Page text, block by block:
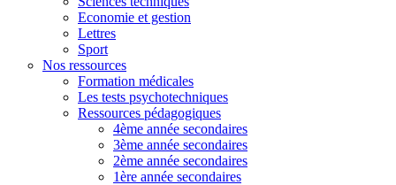
Economie et gestion
Lettres
Sport
Nos ressources
Formation médicales
Les tests psychotechniques
Ressources pédagogiques
4ème année secondaires
3ème année secondaires
2ème année secondaires
1ère année secondaires